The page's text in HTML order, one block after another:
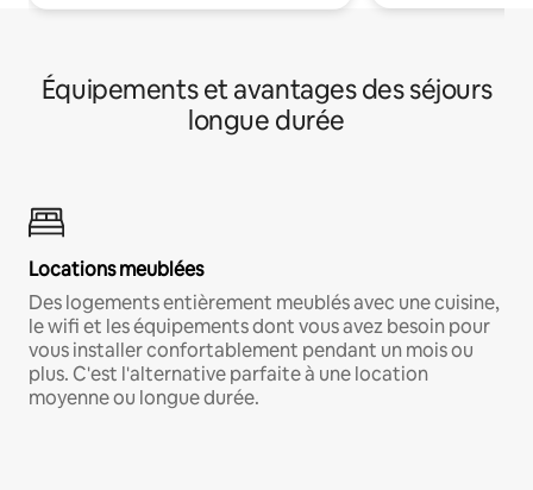
Équipements et avantages des séjours
longue durée
Locations meublées
Des logements entièrement meublés avec une cuisine,
le wifi et les équipements dont vous avez besoin pour
vous installer confortablement pendant un mois ou
plus. C'est l'alternative parfaite à une location
moyenne ou longue durée.